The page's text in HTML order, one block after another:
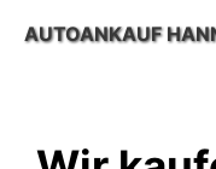
InhaltAUTOANKAUF